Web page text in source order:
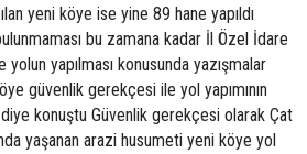
yeni köye ise yine 89 hane yapıldı
bu zamana kadar İl Özel İdare
yapılması konusunda yazışmalar
güvenlik gerekçesi ile yol yapımının
diye konuştu Güvenlik gerekçesi olarak Çat
yaşanan arazi husumeti yeni köye yol